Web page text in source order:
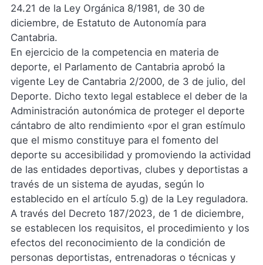
24.21 de la Ley Orgánica 8/1981, de 30 de
diciembre, de Estatuto de Autonomía para
Cantabria.
En ejercicio de la competencia en materia de
deporte, el Parlamento de Cantabria aprobó la
vigente Ley de Cantabria 2/2000, de 3 de julio, del
Deporte. Dicho texto legal establece el deber de la
Administración autonómica de proteger el deporte
cántabro de alto rendimiento «por el gran estímulo
que el mismo constituye para el fomento del
deporte su accesibilidad y promoviendo la actividad
de las entidades deportivas, clubes y deportistas a
través de un sistema de ayudas, según lo
establecido en el artículo 5.g) de la Ley reguladora.
A través del Decreto 187/2023, de 1 de diciembre,
se establecen los requisitos, el procedimiento y los
efectos del reconocimiento de la condición de
personas deportistas, entrenadoras o técnicas y